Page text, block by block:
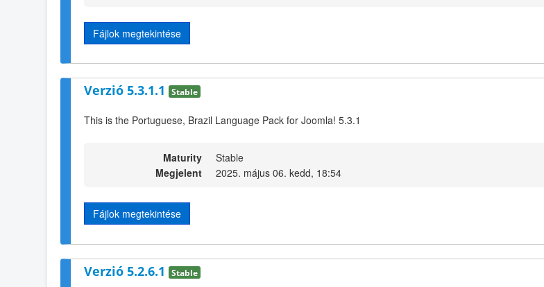
Fájlok megtekintése
Verzió 5.3.1.1 Stable
This is the Portuguese, Brazil Language Pack for Joomla! 5.3.1
Maturity
Stable
Megjelent
2025. május 06. kedd, 18:54
Fájlok megtekintése
Verzió 5.2.6.1 Stable